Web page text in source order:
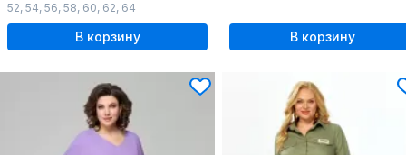
52, 54, 56, 58, 60, 62, 64
В корзину В корзину